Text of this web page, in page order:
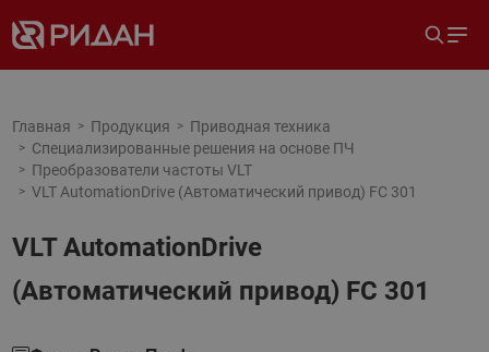
Главная Продукция
Приводная техника
Специализированные решения на основе ПЧ
Преобразователи частоты VLT
VLT AutomationDrive (Автоматический привод) FC 301
VLT AutomationDrive
(Автоматический привод) FC 301